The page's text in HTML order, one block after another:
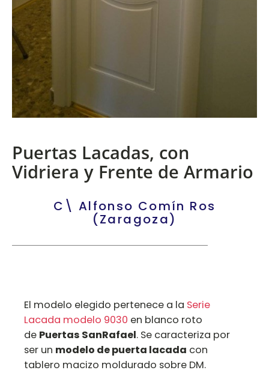
Puertas Lacadas, con
Vidriera y Frente de Armario
C\ Alfonso Comín Ros
(Zaragoza)
El modelo elegido pertenece a la Serie
Lacada modelo 9030 en blanco roto
de Puertas SanRafael. Se caracteriza por
ser un modelo de puerta lacada con
tablero macizo moldurado sobre DM.